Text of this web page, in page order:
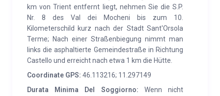
km von Trient entfernt liegt, nehmen Sie die S.P.
Nr. 8 des Val dei Mocheni bis zum 10.
Kilometerschild kurz nach der Stadt Sant'Orsola
Terme; Nach einer Straßenbiegung nimmt man
links die asphaltierte Gemeindestraße in Richtung
Castello und erreicht nach etwa 1 km die Hütte.
Coordinate GPS: 46.113216; 11.297149
Durata Minima Del Soggiorno: Wenn nicht